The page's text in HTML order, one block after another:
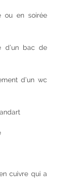
ou en soirée
d’un bac de
d’un wc
cuivre qui a